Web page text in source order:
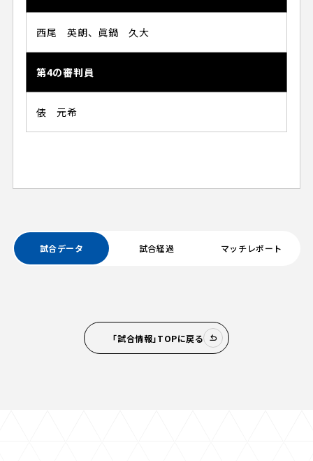
西尾 英朗、眞鍋 久大
第4の審判員
俵 元希
試合データ 試合経過 マッチレポート
「試合情報」TOPに戻る